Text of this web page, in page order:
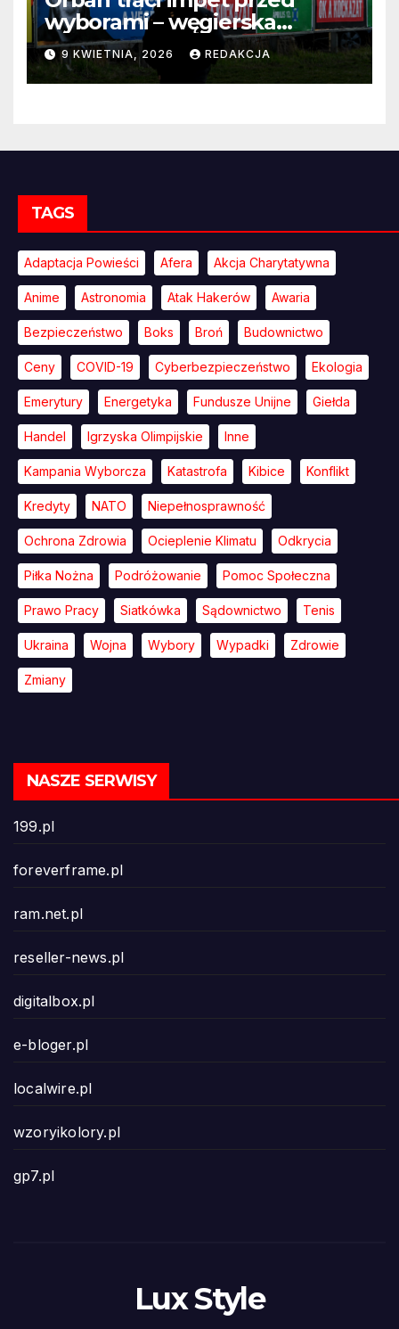
wyborami – węgierska
propaganda przestaje
przekonywać
9 KWIETNIA, 2026 REDAKCJA
TAGS
Adaptacja Powieści Afera Akcja Charytatywna
Anime Astronomia Atak Hakerów Awaria
Bezpieczeństwo Boks Broń Budownictwo
Ceny COVID-19 Cyberbezpieczeństwo Ekologia
Emerytury Energetyka Fundusze Unijne Giełda
Handel Igrzyska Olimpijskie Inne
Kampania Wyborcza Katastrofa Kibice Konflikt
Kredyty NATO Niepełnosprawność
Ochrona Zdrowia Ocieplenie Klimatu Odkrycia
Piłka Nożna Podróżowanie Pomoc Społeczna
Prawo Pracy Siatkówka Sądownictwo Tenis
Ukraina Wojna Wybory Wypadki Zdrowie
Zmiany
NASZE SERWISY
199.pl
foreverframe.pl
ram.net.pl
reseller-news.pl
digitalbox.pl
e-bloger.pl
localwire.pl
wzoryikolory.pl
gp7.pl
Lux Style